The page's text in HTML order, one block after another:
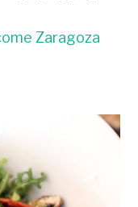
Zaragoza